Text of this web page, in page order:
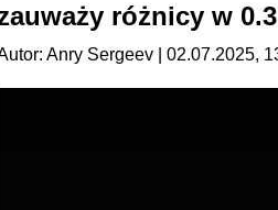
różnicy w
Anry Sergeev | 02.07.2025,